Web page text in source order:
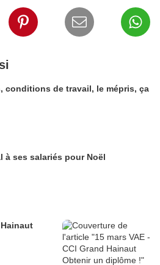
conditions de travail, le mépris, ça
à ses salariés pour Noël
Hainaut